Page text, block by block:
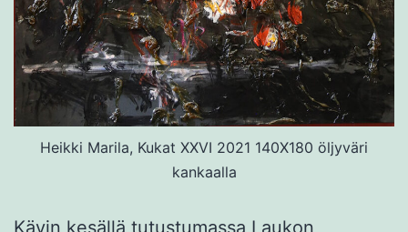
Heikki Marila, Kukat XXVI 2021 140X180 öljyväri
kankaalla
Kävin kesällä tutustumassa Laukon